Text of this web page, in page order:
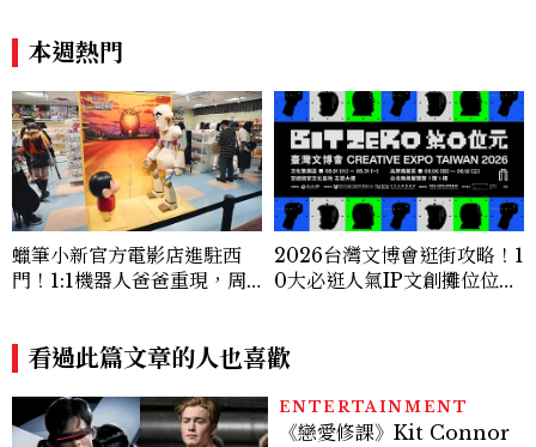
本週熱門
蠟筆小新官方電影店進駐西
門！1:1機器人爸爸重現，周
2026台灣文博會逛街攻略！1
0大必逛人氣IP文創攤位位
看過此篇文章的人也喜歡
ENTERTAINMENT
《戀愛修課》Kit Connor